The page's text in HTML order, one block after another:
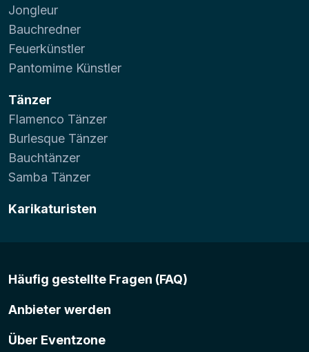
Jongleur
Bauchredner
Feuerkünstler
Pantomime Künstler
Tänzer
Flamenco Tänzer
Burlesque Tänzer
Bauchtänzer
Samba Tänzer
Karikaturisten
Häufig gestellte Fragen (FAQ)
Anbieter werden
Über Eventzone